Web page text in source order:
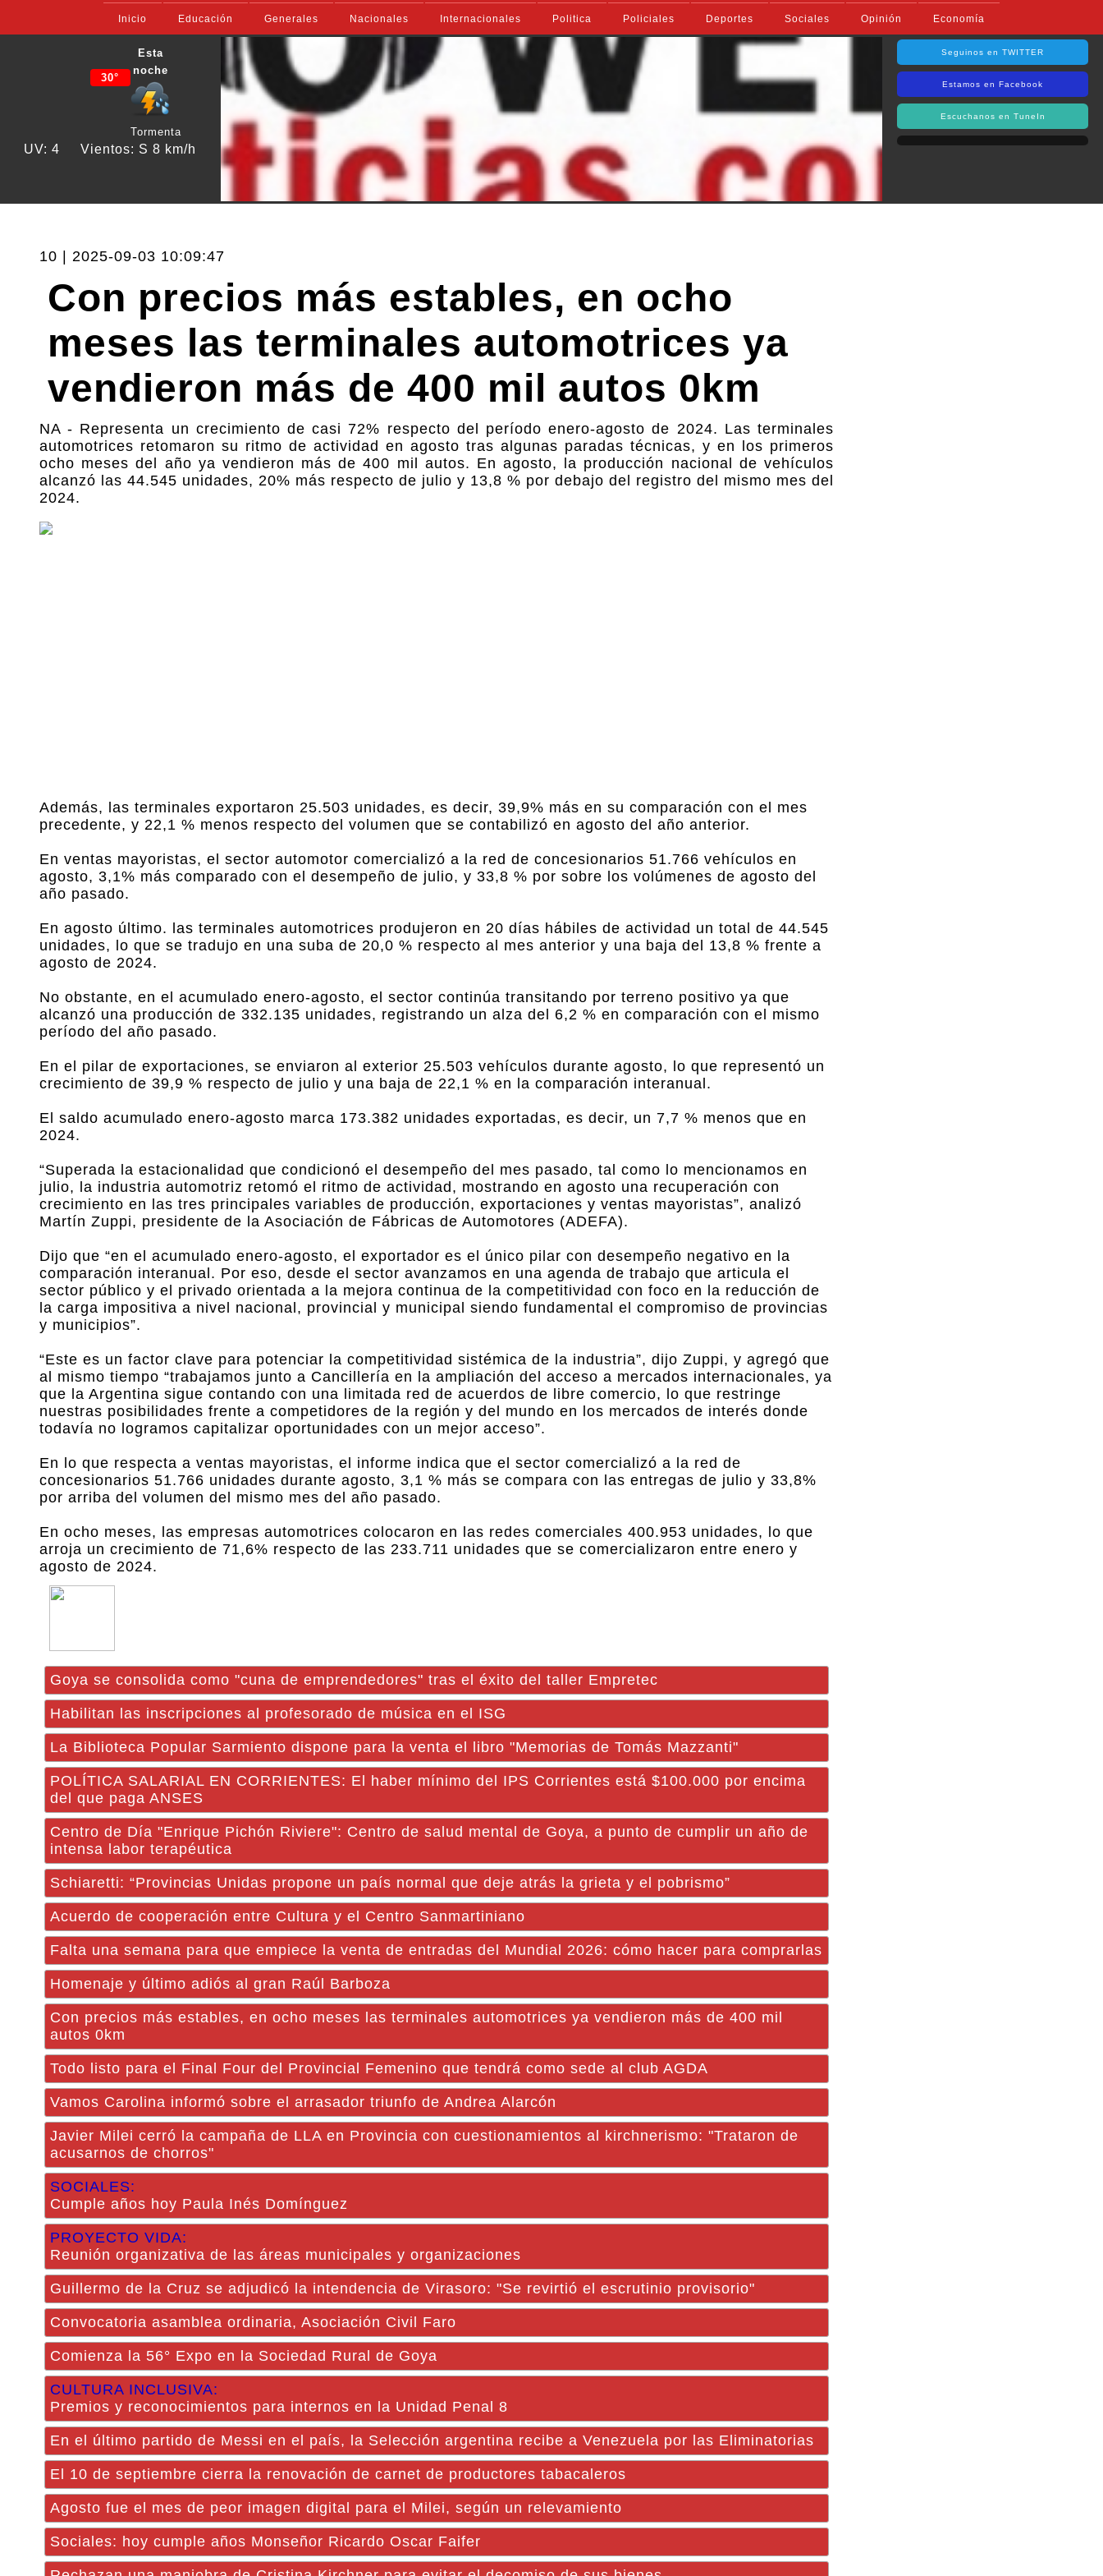
Inicio Educación Generales Nacionales Internacionales Politica Policiales Deportes Sociales Opinión Economía
30°
Esta
noche
Tormenta
UV: 4 Vientos: S 8 km/h
Seguinos en TWITTER
Estamos en Facebook
Escuchanos en TuneIn
10 | 2025-09-03 10:09:47
Con precios más estables, en ocho
meses las terminales automotrices ya
vendieron más de 400 mil autos 0km
NA - Representa un crecimiento de casi 72% respecto del período enero-agosto de 2024. Las terminales
automotrices retomaron su ritmo de actividad en agosto tras algunas paradas técnicas, y en los primeros
ocho meses del año ya vendieron más de 400 mil autos. En agosto, la producción nacional de vehículos
alcanzó las 44.545 unidades, 20% más respecto de julio y 13,8 % por debajo del registro del mismo mes del
2024.
Además, las terminales exportaron 25.503 unidades, es decir, 39,9% más en su comparación con el mes
precedente, y 22,1 % menos respecto del volumen que se contabilizó en agosto del año anterior.
En ventas mayoristas, el sector automotor comercializó a la red de concesionarios 51.766 vehículos en
agosto, 3,1% más comparado con el desempeño de julio, y 33,8 % por sobre los volúmenes de agosto del
año pasado.
En agosto último. las terminales automotrices produjeron en 20 días hábiles de actividad un total de 44.545
unidades, lo que se tradujo en una suba de 20,0 % respecto al mes anterior y una baja del 13,8 % frente a
agosto de 2024.
No obstante, en el acumulado enero-agosto, el sector continúa transitando por terreno positivo ya que
alcanzó una producción de 332.135 unidades, registrando un alza del 6,2 % en comparación con el mismo
período del año pasado.
En el pilar de exportaciones, se enviaron al exterior 25.503 vehículos durante agosto, lo que representó un
crecimiento de 39,9 % respecto de julio y una baja de 22,1 % en la comparación interanual.
El saldo acumulado enero-agosto marca 173.382 unidades exportadas, es decir, un 7,7 % menos que en
2024.
“Superada la estacionalidad que condicionó el desempeño del mes pasado, tal como lo mencionamos en
julio, la industria automotriz retomó el ritmo de actividad, mostrando en agosto una recuperación con
crecimiento en las tres principales variables de producción, exportaciones y ventas mayoristas”, analizó
Martín Zuppi, presidente de la Asociación de Fábricas de Automotores (ADEFA).
Dijo que “en el acumulado enero-agosto, el exportador es el único pilar con desempeño negativo en la
comparación interanual. Por eso, desde el sector avanzamos en una agenda de trabajo que articula el
sector público y el privado orientada a la mejora continua de la competitividad con foco en la reducción de
la carga impositiva a nivel nacional, provincial y municipal siendo fundamental el compromiso de provincias
y municipios”.
“Este es un factor clave para potenciar la competitividad sistémica de la industria”, dijo Zuppi, y agregó que
al mismo tiempo “trabajamos junto a Cancillería en la ampliación del acceso a mercados internacionales, ya
que la Argentina sigue contando con una limitada red de acuerdos de libre comercio, lo que restringe
nuestras posibilidades frente a competidores de la región y del mundo en los mercados de interés donde
todavía no logramos capitalizar oportunidades con un mejor acceso”.
En lo que respecta a ventas mayoristas, el informe indica que el sector comercializó a la red de
concesionarios 51.766 unidades durante agosto, 3,1 % más se compara con las entregas de julio y 33,8%
por arriba del volumen del mismo mes del año pasado.
En ocho meses, las empresas automotrices colocaron en las redes comerciales 400.953 unidades, lo que
arroja un crecimiento de 71,6% respecto de las 233.711 unidades que se comercializaron entre enero y
agosto de 2024.
Goya se consolida como "cuna de emprendedores" tras el éxito del taller Empretec
Habilitan las inscripciones al profesorado de música en el ISG
La Biblioteca Popular Sarmiento dispone para la venta el libro "Memorias de Tomás Mazzanti"
POLÍTICA SALARIAL EN CORRIENTES: El haber mínimo del IPS Corrientes está $100.000 por encima
del que paga ANSES
Centro de Día "Enrique Pichón Riviere": Centro de salud mental de Goya, a punto de cumplir un año de
intensa labor terapéutica
Schiaretti: “Provincias Unidas propone un país normal que deje atrás la grieta y el pobrismo”
Acuerdo de cooperación entre Cultura y el Centro Sanmartiniano
Falta una semana para que empiece la venta de entradas del Mundial 2026: cómo hacer para comprarlas
Homenaje y último adiós al gran Raúl Barboza
Con precios más estables, en ocho meses las terminales automotrices ya vendieron más de 400 mil
autos 0km
Todo listo para el Final Four del Provincial Femenino que tendrá como sede al club AGDA
Vamos Carolina informó sobre el arrasador triunfo de Andrea Alarcón
Javier Milei cerró la campaña de LLA en Provincia con cuestionamientos al kirchnerismo: "Trataron de
acusarnos de chorros"
SOCIALES:
Cumple años hoy Paula Inés Domínguez
PROYECTO VIDA:
Reunión organizativa de las áreas municipales y organizaciones
Guillermo de la Cruz se adjudicó la intendencia de Virasoro: "Se revirtió el escrutinio provisorio"
Convocatoria asamblea ordinaria, Asociación Civil Faro
Comienza la 56° Expo en la Sociedad Rural de Goya
CULTURA INCLUSIVA:
Premios y reconocimientos para internos en la Unidad Penal 8
En el último partido de Messi en el país, la Selección argentina recibe a Venezuela por las Eliminatorias
El 10 de septiembre cierra la renovación de carnet de productores tabacaleros
Agosto fue el mes de peor imagen digital para el Milei, según un relevamiento
Sociales: hoy cumple años Monseñor Ricardo Oscar Faifer